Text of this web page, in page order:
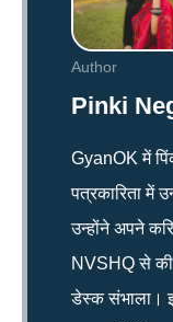
Author
Pinki
GyanOK में
पत्रकारिता में
उन्होंने अपने
NVSHQ से
डेस्क संभाला।